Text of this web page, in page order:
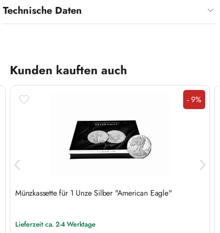
Technische Daten
Produktgalerie überspringen
Kunden kauften auch
Rabatt
- 9%
Münzkassette für 1 Unze Silber "American Eagle"
Lieferzeit ca. 2-4 Werktage